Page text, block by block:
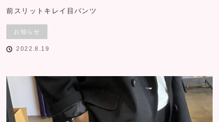
前スリットキレイ目パンツ
お知らせ
2022.8.19